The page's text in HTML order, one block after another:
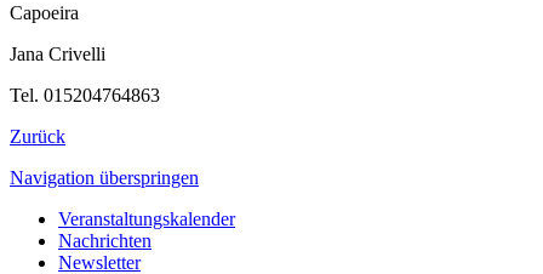
Capoeira
Jana Crivelli
Tel. 015204764863
Zurück
Navigation überspringen
Veranstaltungskalender
Nachrichten
Newsletter